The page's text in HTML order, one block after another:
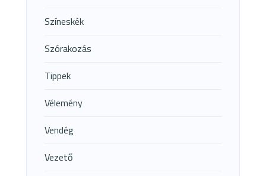
Színeskék
Szórakozás
Tippek
Vélemény
Vendég
Vezető